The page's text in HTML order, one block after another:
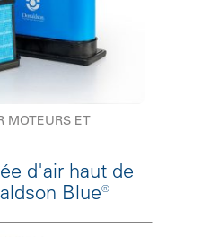
MOTEURS ET
d'air haut de
Blue®